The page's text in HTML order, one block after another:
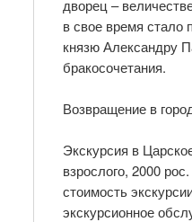
дворец –
в свое время стало
князю Александру
бракосочетания.
Возвращение в
Экскурсия в
взрослого, 2000
стоимость
экскурсионное